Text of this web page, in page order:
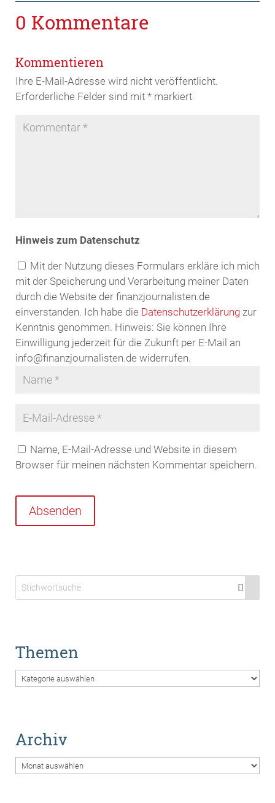
0 Kommentare
Kommentieren
Ihre E-Mail-Adresse wird nicht veröffentlicht.
Erforderliche Felder sind mit *markiert
Hinweis zum Datenschutz
Mit der Nutzung dieses Formulars erkläre ich mich
mit der Speicherung und Verarbeitung meiner Daten
durch die Website der finanzjournalisten.de
einverstanden. Ich habe die Datenschutzerklärungzur
Kenntnis genommen. Hinweis: Sie können Ihre
Einwilligung jederzeit für die Zukunft per E-Mail an
info@finanzjournalisten.de widerrufen.
Name, E-Mail-Adresse und Website in diesem
Browser für meinen nächsten Kommentar speichern.
Absenden
Themen
Themen
Archiv
Archiv